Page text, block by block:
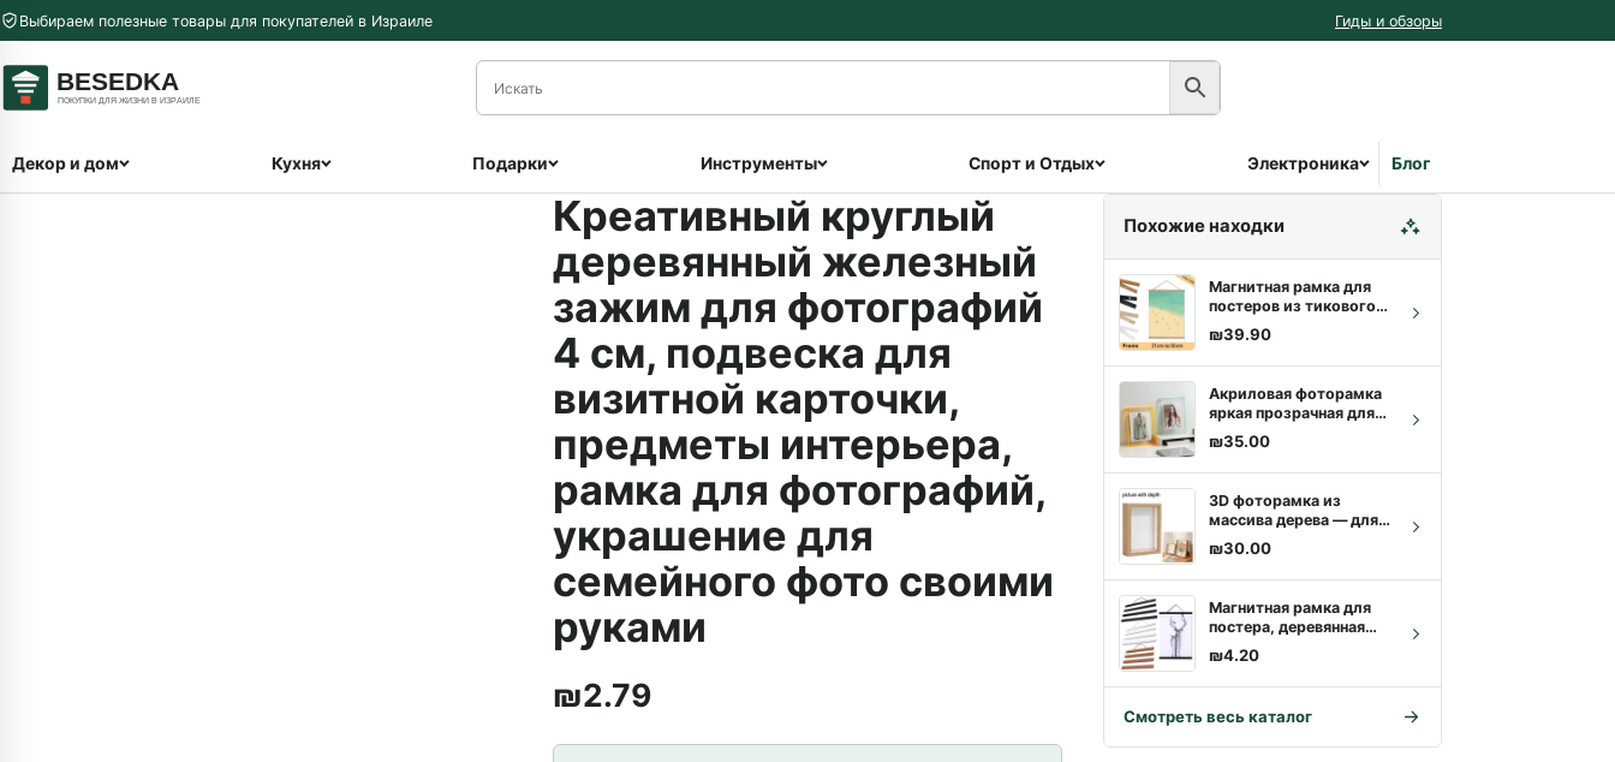
Перейти к содержимому
Выбираем полезные товары для покупателей в Израиле Гиды и обзоры
Декор и дом Кухня Подарки Инструменты Спорт и Отдых Электроника Блог
Креативный круглый
деревянный железный
зажим для фотографий
4 см, подвеска для
визитной карточки,
предметы интерьера,
рамка для фотографий,
украшение для
семейного фото своими
руками
₪2.79
Похожие находки
Магнитная рамка для
постеров из тикового
дерева 21–50 см |
Купить с доставкой
₪39.90
Акриловая фоторамка
яркая прозрачная для
стола и стены | Купить
с доставкой
₪35.00
3D фоторамка из
массива дерева — для
сухоцветов и DIY
гербария | Купить с
доставкой
₪30.00
Магнитная рамка для
постера, деревянная
настенная фотокартина,
вешалка для постера,
держатель для постера,
рамка для украшения
стены дома 21-50 см
₪4.20
Смотреть весь каталог